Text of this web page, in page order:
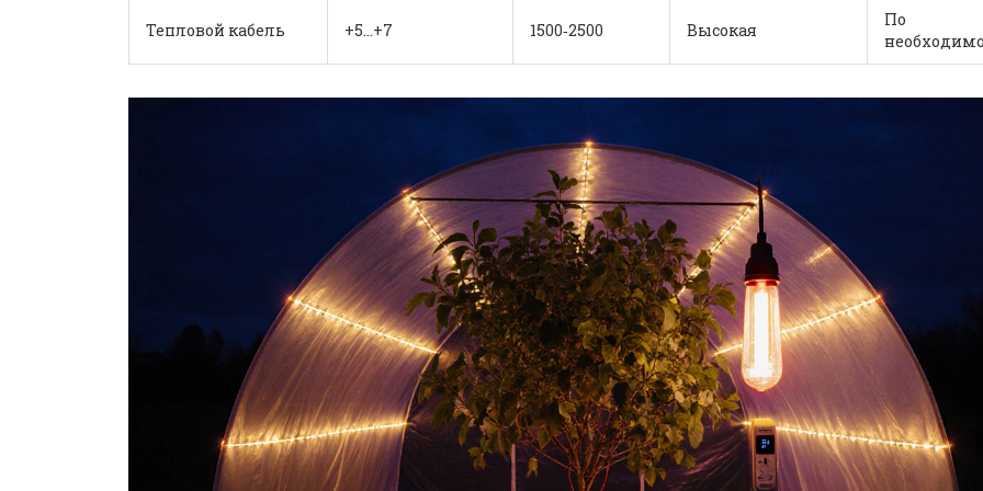
Тепловой кабель +5…+7 1500‑2500 Высокая
По